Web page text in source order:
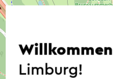
Willkommen
Limburg!